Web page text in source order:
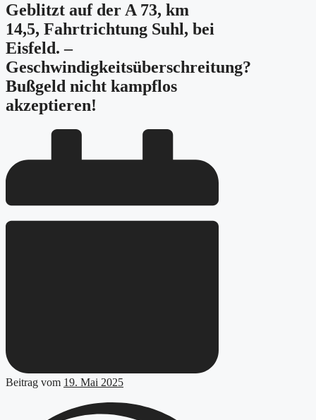
Geblitzt auf der A 73, km
14,5, Fahrtrichtung Suhl, bei
Eisfeld. –
Geschwindigkeitsüberschreitung?
Bußgeld nicht kampflos
akzeptieren!
Beitrag vom 19. Mai 2025